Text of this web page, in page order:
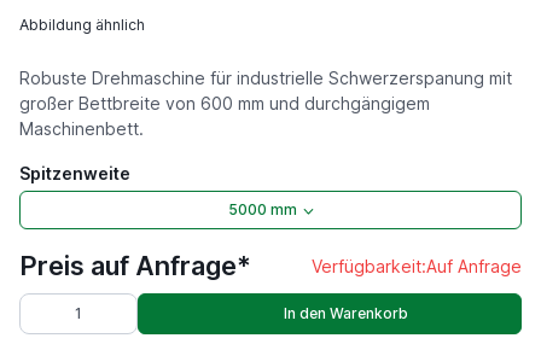
Abbildung ähnlich
Robuste Drehmaschine für industrielle Schwerzerspanung mit
großer Bettbreite von 600 mm und durchgängigem
Maschinenbett.
Spitzenweite
5000 mm
Preis auf Anfrage* Verfügbarkeit:Auf Anfrage
In den Warenkorb